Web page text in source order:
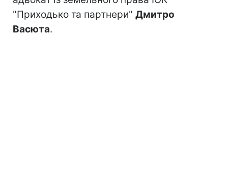
"Приходько та партнери" Дмитро
Васюта.